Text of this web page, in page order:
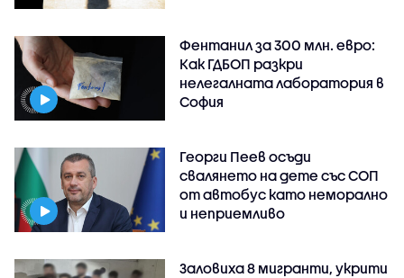
Фентанил за 300 млн. евро:
Как ГДБОП разкри
нелегалната лаборатория в
София
Георги Пеев осъди
свалянето на дете със СОП
от автобус като неморално
и неприемливо
Заловиха 8 мигранти, укрити